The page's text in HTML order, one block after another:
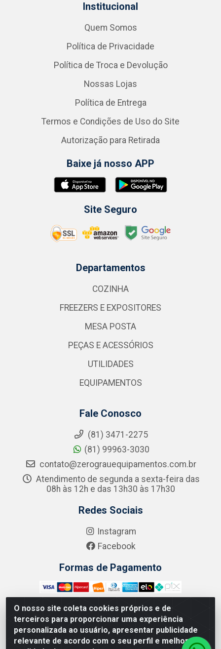
O nosso site coleta cookies próprios e de
terceiros para proporcionar uma experiência
personalizada ao usuário, apresentar publicidade
relevante de acordo com o seu perfil e melhorar a
Institucional
Quem Somos
Política de Privacidade
Política de Troca e Devolução
Nossas Lojas
Política de Entrega
Termos e Condições de Uso do Site
Autorização para Retirada
Baixe já nosso APP
Site Seguro
Departamentos
COZINHA
FREEZERS E EXPOSITORES
MESA POSTA
PEÇAS E ACESSÓRIOS
UTILIDADES
EQUIPAMENTOS
Fale Conosco
(81) 3471-2275
(81) 99963-3030
contato@zerograuequipamentos.com.br
Atendimento de segunda a sexta-feira das
08h às 12h e das 13h30 às 17h30
Redes Sociais
Instagram
Facebook
Formas de Pagamento
Zero Grau - Rua Jean Emile Favre, 746 - Ipsep,
Recife/PE - CEP 51.190-450 - CNPJ 09.132.989/0001-61